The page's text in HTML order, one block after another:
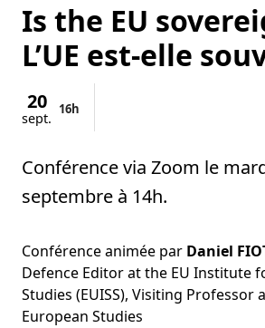
Is the EU
L’UE est-elle
20
sept.
16h
Conférence via Zoom le
septembre à 14h.
Conférence animée par Daniel
Defence Editor at the EU Institute
Studies (EUISS), Visiting
European Studies